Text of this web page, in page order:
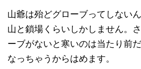
山爺は殆どグローブってしない
山と鎖場くらいしかしません。
ーブがないと寒いのは当たり前
なっちゃうからはめます。